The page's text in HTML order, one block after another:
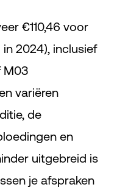
€110,46 voor
2024), inclusief
M03
variëren
de
en
uitgebreid is
je afspraken